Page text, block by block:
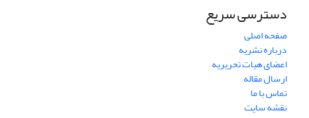
دسترسی سریع
صفحه اصلی
درباره نشریه
اعضای هیات تحریریه
ارسال مقاله
تماس با ما
نقشه سایت